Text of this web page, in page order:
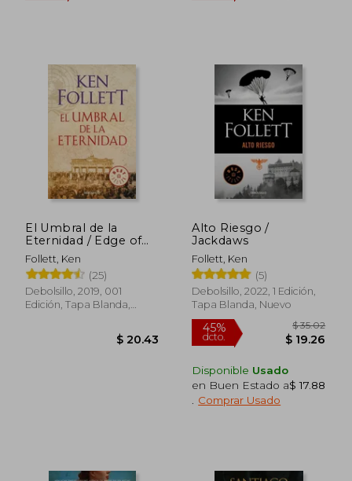
dcto. $ 42.48 dcto.
El Umbral de la
Eternidad / Edge of
Eternity
Follett, Ken
(25)
Debolsillo, 2019, 001
Edición, Tapa Blanda,
Alto Riesgo /
Jackdaws
Follett, Ken
(5)
Debolsillo, 2022, 1 Edición,
Tapa Blanda, Nuevo
Disponible Usado
en Buen Estado a$ 17.88
Comprar Usado